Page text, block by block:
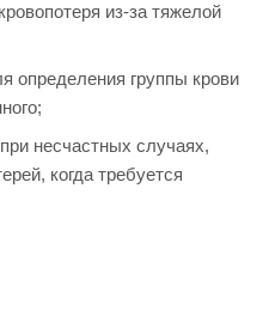
из-за тяжелой
определения группы крови
несчастных случаях,
когда требуется